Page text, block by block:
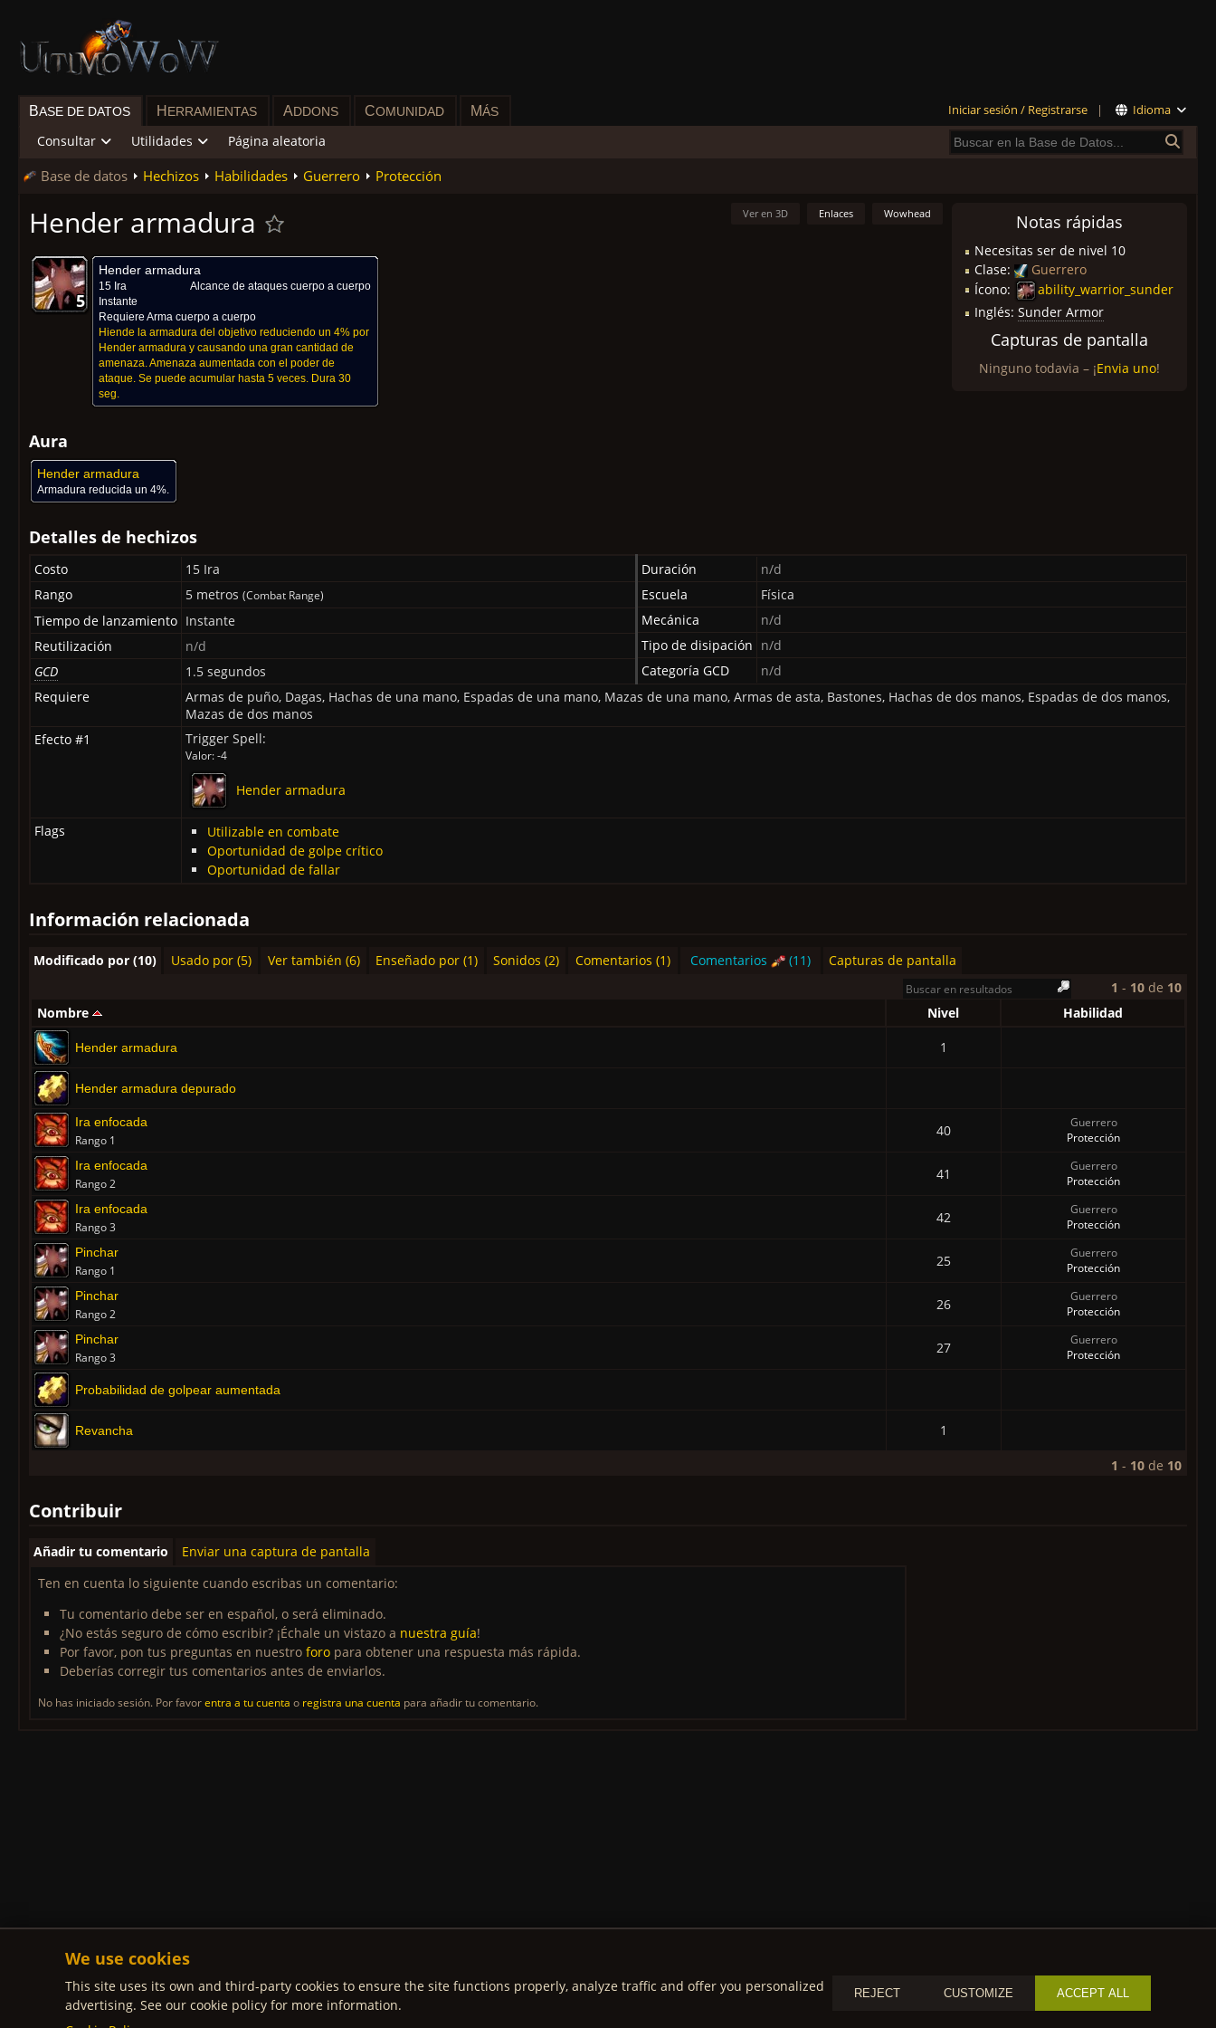
Iniciar sesión / Registrarse | Idioma
BASE DE DATOS H ERRAMIENTAS ADDONS COMUNIDAD MÁS
Consultar Utilidades Página aleatoria
Base de datos Hechizos Habilidades Guerrero Protección
Notas rápidas
Necesitas ser de nivel 10
Clase:
Guerrero
Ícono:
ability_warrior_sunder
Inglés: Sunder Armor
Capturas de pantalla
Ninguno todavia – ¡Envia uno!
Wowhead
Enlaces
Ver en 3D
Hender armadura
5
5
5
5
5
5
5
5
5
Hender armadura
15 Ira
Alcance de ataques cuerpo a cuerpo
Instante
Requiere Arma cuerpo a cuerpo
Hiende la armadura del objetivo reduciendo un 4% por
Hender armadura y causando una gran cantidad de
amenaza. Amenaza aumentada con el poder de
ataque. Se puede acumular hasta 5 veces. Dura 30
seg.
Aura
Hender armadura
Armadura reducida un 4%.
Detalles de hechizos
Duración
n/d
Escuela
Física
Mecánica
n/d
Tipo de disipación n/d
Categoría GCD
n/d
Costo
15 Ira
Rango
5 metros (Combat Range)
Tiempo de lanzamiento Instante
Reutilización
n/d
GCD
1.5 segundos
Requiere
Armas de puño, Dagas, Hachas de una mano, Espadas de una mano, Mazas de una mano, Armas de asta, Bastones, Hachas de dos manos, Espadas de dos manos,
Mazas de dos manos
Efecto #1
Trigger Spell:
Valor: -4
Hender armadura
Flags
Utilizable en combate
Oportunidad de golpe crítico
Oportunidad de fallar
Información relacionada
Modificado por (10) Usado por (5) Ver también (6) Enseñado por (1) Sonidos (2) Comentarios (1) Comentarios (11)
Capturas de pantalla
1 - 10 de 10
Nombre
Nivel Habilidad
Hender armadura 1
Hender armadura depurado
Ira enfocada
Rango 1
40
Guerrero
Protección
Ira enfocada
Rango 2
41
Guerrero
Protección
Ira enfocada
Rango 3
42
Guerrero
Protección
Pinchar
Rango 1
25
Guerrero
Protección
Pinchar
Rango 2
26
Guerrero
Protección
Pinchar
Rango 3
27
Guerrero
Protección
Probabilidad de golpear aumentada
Revancha 1
1 - 10 de 10
Contribuir
Añadir tu comentario
Enviar una captura de pantalla
Ten en cuenta lo siguiente cuando escribas un comentario:
Tu comentario debe ser en español, o será eliminado.
¿No estás seguro de cómo escribir? ¡Échale un vistazo a nuestra guía!
Por favor, pon tus preguntas en nuestro foro para obtener una respuesta más rápida.
Deberías corregir tus comentarios antes de enviarlos.
No has iniciado sesión. Por favorentra a tu cuenta o registra una cuenta para añadir tu comentario.
We use cookies
This site uses its own and third-party cookies to ensure the site functions properly, analyze traffic and offer you personalized
advertising. See our cookie policy for more information.
REJECT CUSTOMIZE ACCEPT ALL